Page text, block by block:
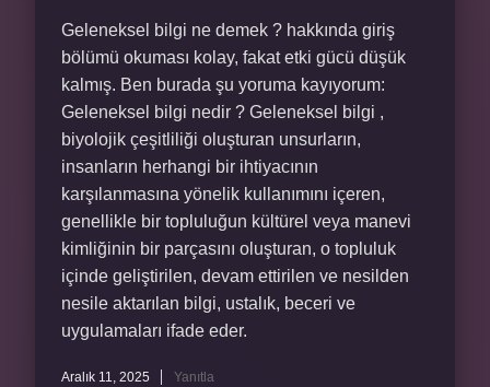
Geleneksel bilgi ne demek ? hakkında giriş
bölümü okuması kolay, fakat etki gücü düşük
kalmış. Ben burada şu yoruma kayıyorum:
Geleneksel bilgi nedir ? Geleneksel bilgi ,
biyolojik çeşitliliği oluşturan unsurların,
insanların herhangi bir ihtiyacının
karşılanmasına yönelik kullanımını içeren,
genellikle bir topluluğun kültürel veya manevi
kimliğinin bir parçasını oluşturan, o topluluk
içinde geliştirilen, devam ettirilen ve nesilden
nesile aktarılan bilgi, ustalık, beceri ve
uygulamaları ifade eder.
Aralık 11, 2025 Yanıtla